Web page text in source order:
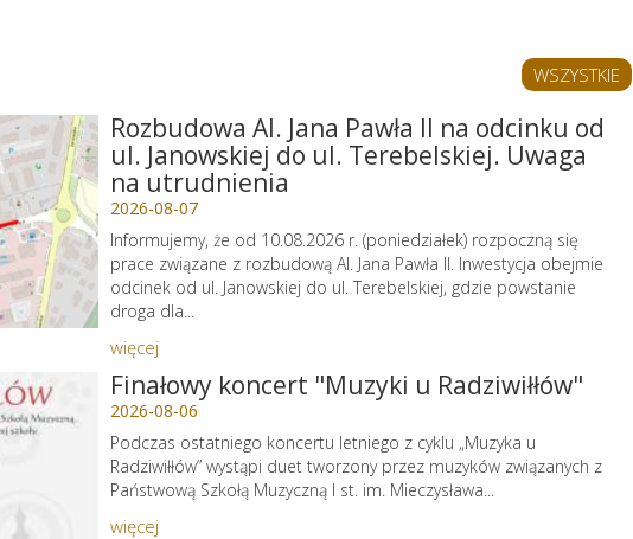
WSZYSTKIE
Rozbudowa Al. Jana Pawła II na odcinku od
ul. Janowskiej do ul. Terebelskiej. Uwaga
na utrudnienia
2026-08-07
Informujemy, że od 10.08.2026 r. (poniedziałek) rozpoczną się
prace związane z rozbudową Al. Jana Pawła II. Inwestycja obejmie
odcinek od ul. Janowskiej do ul. Terebelskiej, gdzie powstanie
droga dla...
więcej
Finałowy koncert "Muzyki u Radziwiłłów"
2026-08-06
Podczas ostatniego koncertu letniego z cyklu „Muzyka u
Radziwiłłów” wystąpi duet tworzony przez muzyków związanych z
Państwową Szkołą Muzyczną I st. im. Mieczysława...
więcej